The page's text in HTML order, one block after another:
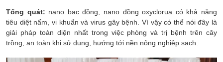
Tổng quát: nano bạc đồng, nano đồng oxyclorua có khả năng
tiêu diệt nấm, vi khuẩn và virus gây bệnh. Vì vậy có thể nói đây là
giải pháp toàn diện nhất trong việc phòng và trị bệnh trên cây
trồng, an toàn khi sử dụng, hướng tới nền nông nghiệp sạch.